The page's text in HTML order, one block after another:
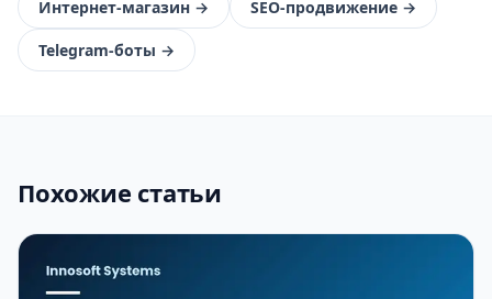
Интернет-магазин → SEO-продвижение →
Telegram-боты →
Похожие статьи